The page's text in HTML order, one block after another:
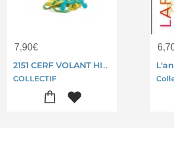
7,90€
2151 CERF VOLANT HIBOO
COLLECTIF